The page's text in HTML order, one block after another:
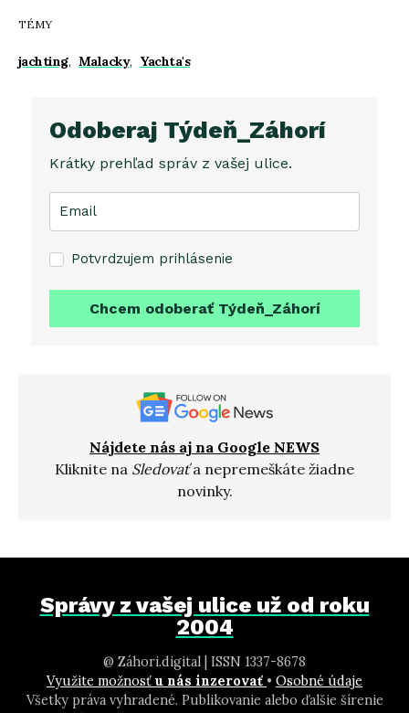
TÉMY
jachting, Malacky, Yachta's
Odoberaj Týdeň_Záhorí
Krátky prehľad správ z vašej ulice.
Potvrdzujem prihlásenie
Chcem odoberať Týdeň_Záhorí
Nájdete nás aj na Google NEWS
Kliknite na Sledovaťa nepremeškáte žiadne
novinky.
Správy z vašej ulice už od roku
2004
@ Záhori.digital | ISSN 1337-8678
Využite možnosť u nás inzerovať • Osobné údaje
Všetky práva vyhradené. Publikovanie alebo ďalšie šírenie